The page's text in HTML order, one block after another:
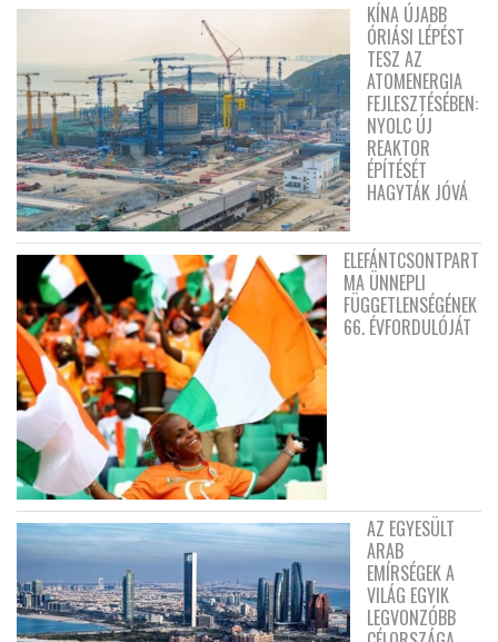
KÍNA ÚJABB
ÓRIÁSI LÉPÉST
TESZ AZ
ATOMENERGIA
FEJLESZTÉSÉBEN:
NYOLC ÚJ
REAKTOR
ÉPÍTÉSÉT
HAGYTÁK JÓVÁ
ELEFÁNTCSONTPART
MA ÜNNEPLI
FÜGGETLENSÉGÉNEK
66. ÉVFORDULÓJÁT
AZ EGYESÜLT
ARAB
EMÍRSÉGEK A
VILÁG EGYIK
LEGVONZÓBB